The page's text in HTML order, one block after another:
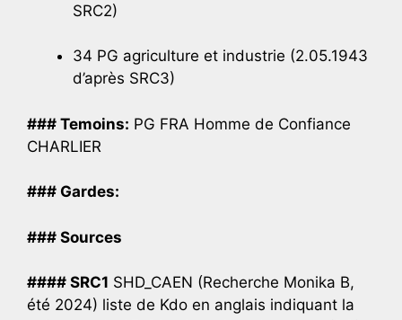
SRC2)
34 PG agriculture et industrie (2.05.1943
d’après SRC3)
### Temoins: PG FRA Homme de Confiance
CHARLIER
### Gardes:
### Sources
#### SRC1 SHD_CAEN (Recherche Monika B,
été 2024) liste de Kdo en anglais indiquant la